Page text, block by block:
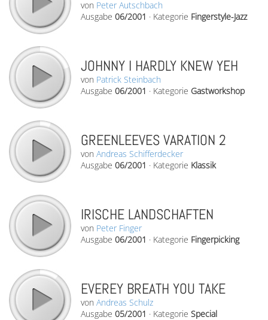
von Peter Autschbach
Ausgabe 06/2001 · Kategorie Fingerstyle-Jazz
JOHNNY I HARDLY KNEW YEH
von Patrick Steinbach
Ausgabe 06/2001 · Kategorie Gastworkshop
GREENLEEVES VARATION 2
von Andreas Schifferdecker
Ausgabe 06/2001 · Kategorie Klassik
IRISCHE LANDSCHAFTEN
von Peter Finger
Ausgabe 06/2001 · Kategorie Fingerpicking
EVEREY BREATH YOU TAKE
von Andreas Schulz
Ausgabe 05/2001 · Kategorie Special